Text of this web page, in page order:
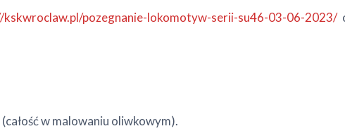
kskwroclaw.pl/pozegnanie-lokomotyw-serii-su46-03-06-2023/
w malowaniu oliwkowym).